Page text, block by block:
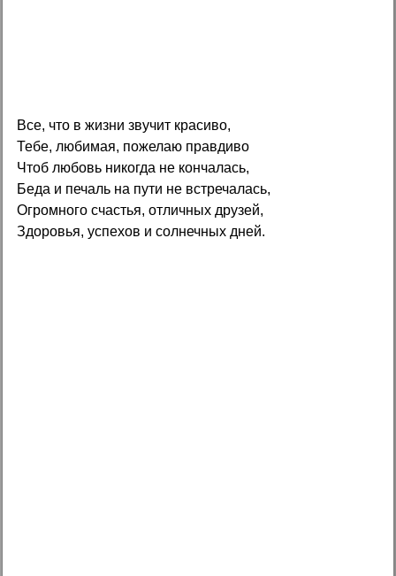
Все, что в жизни звучит красиво,
Тебе, любимая, пожелаю правдиво
Чтоб любовь никогда не кончалась,
Беда и печаль на пути не встречалась,
Огромного счастья, отличных друзей,
Здоровья, успехов и солнечных дней.